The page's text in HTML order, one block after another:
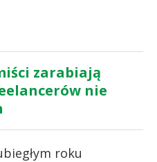
zarabiają
nie
roku